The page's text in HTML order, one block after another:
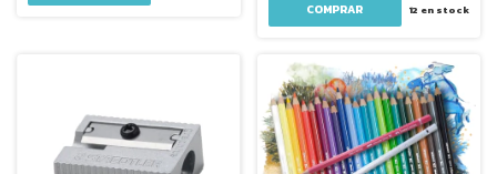
12 en stock